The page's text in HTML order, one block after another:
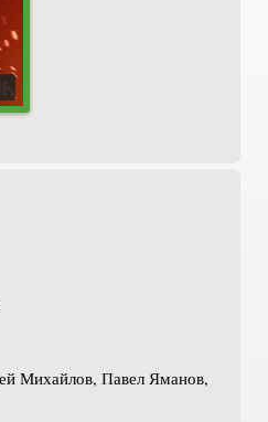
Михайлов, Павел Яманов,